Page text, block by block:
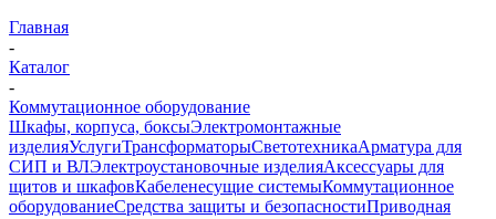
Главная
-
Каталог
-
Коммутационное оборудование
Шкафы, корпуса, боксыЭлектромонтажные
изделияУслугиТрансформаторыСветотехникаАрматура для
СИП и ВЛЭлектроустановочные изделияАксессуары для
щитов и шкафовКабеленесущие системыКоммутационное
оборудованиеСредства защиты и безопасностиПриводная